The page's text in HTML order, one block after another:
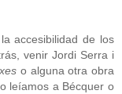
accesibilidad de los
venir Jordi Serra i
o alguna otra obra
leíamos a Bécquer o